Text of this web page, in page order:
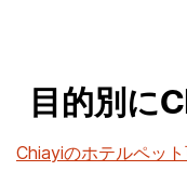
目的別に
Chiayiのホテルペッ